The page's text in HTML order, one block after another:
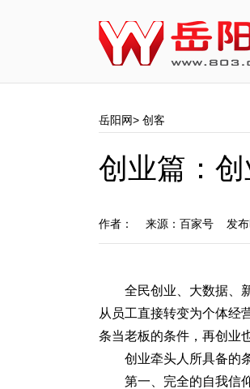
岳阳网> 创客
创业篇：
作者： 来源：百家号 发布
全民创业、大数据、
从员工直接转变为个体经
条当老板的条件，再创业
创业牵头人所具备的
第一、完全的自我信